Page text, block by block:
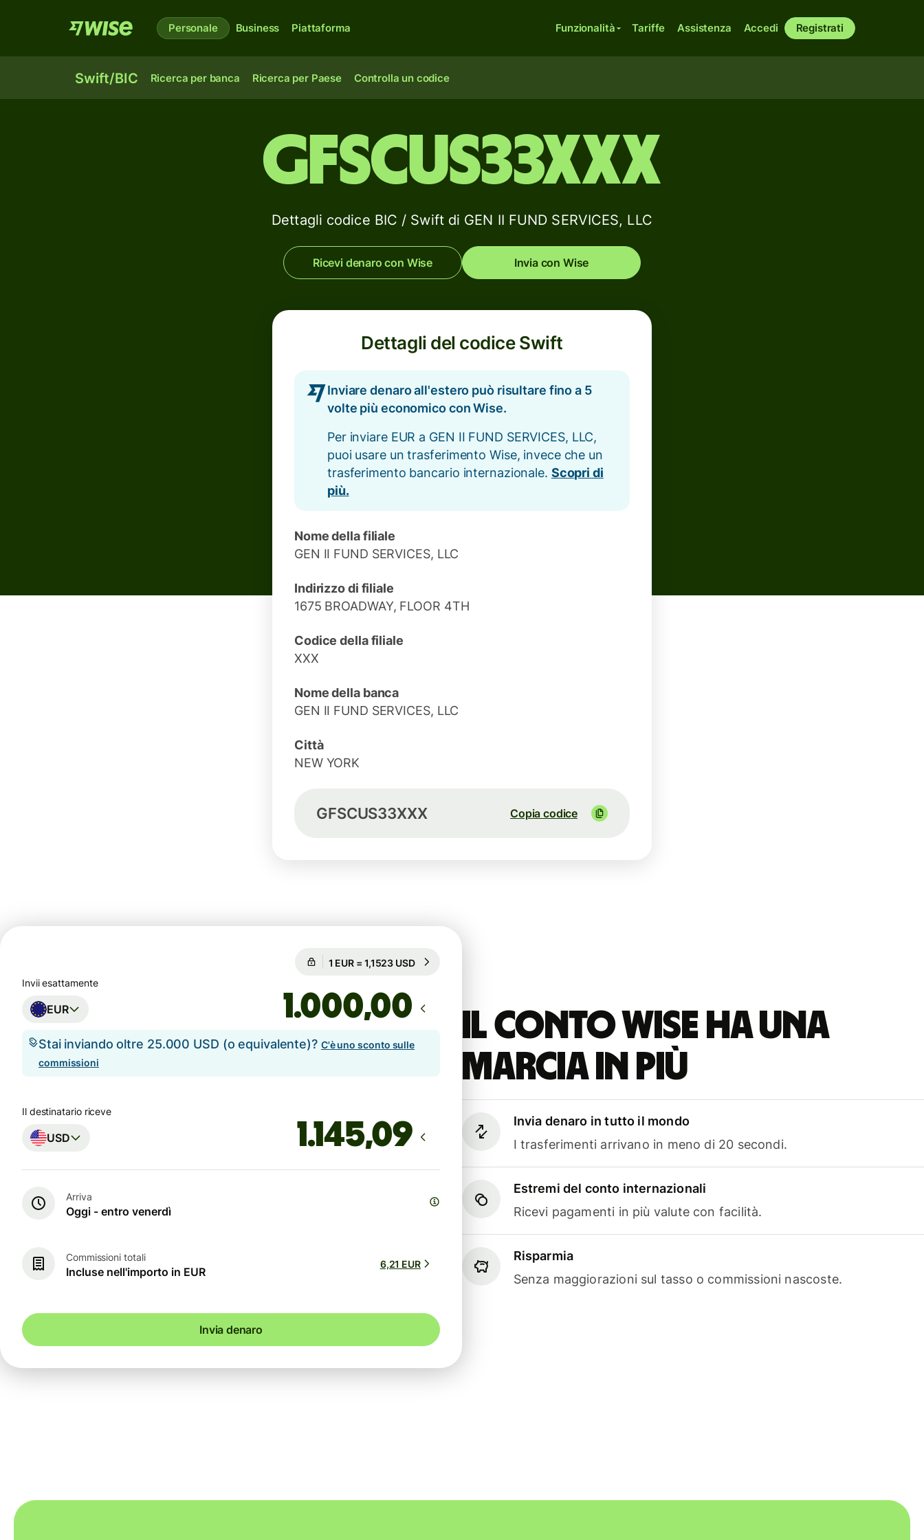
Personale Business Piattaforma Funzionalità Tariffe Assistenza Accedi Registrati
Swift/BIC Ricerca per banca Ricerca per Paese Controlla un codice
GFSCUS33XXX
Dettagli codice BIC / Swift di GEN II FUND SERVICES, LLC
Ricevi denaro con Wise Invia con Wise
Dettagli del codice Swift
Inviare denaro all'estero può risultare fino a 5
volte più economico con Wise.
Per inviare EUR a GEN II FUND SERVICES, LLC,
puoi usare un trasferimento Wise, invece che un
trasferimento bancario internazionale. Scopri di
più.
Nome della filiale
GEN II FUND SERVICES, LLC
Indirizzo di filiale
1675 BROADWAY, FLOOR 4TH
Codice della filiale
XXX
Nome della banca
GEN II FUND SERVICES, LLC
Città
NEW YORK
GFSCUS33XXX Copia codice
Il conto Wise ha una
marcia in più
Invia denaro in tutto il mondo
I trasferimenti arrivano in meno di 20 secondi.
Estremi del conto internazionali
Ricevi pagamenti in più valute con facilità.
Risparmia
Senza maggiorazioni sul tasso o commissioni nascoste.
Garantito per 80h
Invii esattamente
EUR ,00
Stai inviando oltre 25.000 USD (o equivalente)? C'è uno sconto sulle
commissioni
Il destinatario riceve
USD
Arriva
Oggi - entro venerdì
Commissioni totali
Incluse nell'importo in EUR
6,21 EUR
Invia denaro